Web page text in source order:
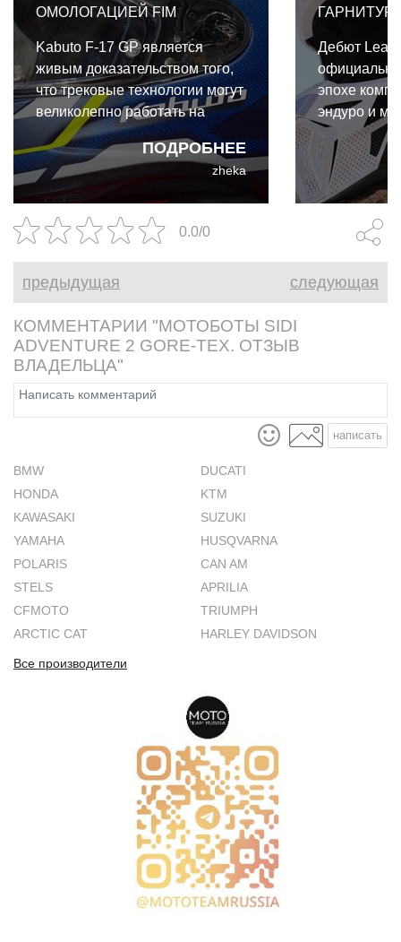
ОМОЛОГАЦИЕЙ FIM
ПОДРОБНЕЕ
Kabuto F-17 GP является
живым доказательством того,
что трековые технологии могут
великолепно работать на
улице. И даже для такого
райдера выходного дня, как я,
преимущества Kabuto F-17 GP
абсолютно реальны и
неоспоримы.
zheka
Дебют Leatt
эпохе
эндуро и
Cardo и
собой
бездорожья.
0.0/0
предыдущая следующая
КОММЕНТАРИИ "МОТОБОТЫ SIDI
ADVENTURE 2 GORE-TEX. ОТЗЫВ
ВЛАДЕЛЬЦА"
написать
BMW
DUCATI
HONDA
KTM
KAWASAKI
SUZUKI
YAMAHA
HUSQVARNA
POLARIS
CAN AM
STELS
APRILIA
CFMOTO
TRIUMPH
ARCTIC CAT
HARLEY DAVIDSON
Все производители